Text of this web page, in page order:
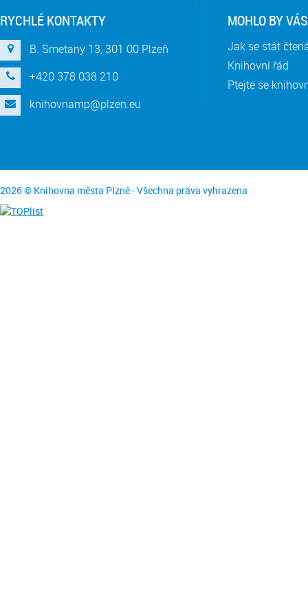
RYCHLÉ KONTAKTY
B. Smetany 13, 301 00 Plzeň
+420 378 038 210
knihovnamp@plzen.eu
MOHLO BY
Jak se stát
Knihovní řád
Ptejte se
2026 © Knihovna města Plzně - Všechna práva vyhrazena